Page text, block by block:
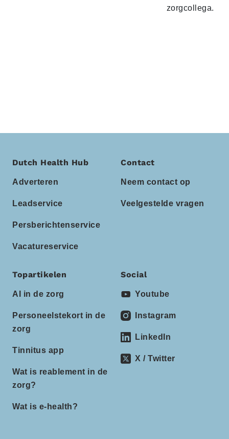
zorgcollega.
Dutch Health Hub
Adverteren
Leadservice
Persberichtenservice
Vacatureservice
Contact
Neem contact op
Veelgestelde vragen
Topartikelen
AI in de zorg
Personeelstekort in de
zorg
Tinnitus app
Wat is reablement in de
zorg?
Wat is e-health?
Social
Youtube
Instagram
LinkedIn
X / Twitter